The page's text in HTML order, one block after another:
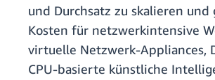
und Durchsatz zu skalieren
Kosten für netzwerkintensive
virtuelle Netzwerk-Appliances,
CPU-basierte künstliche